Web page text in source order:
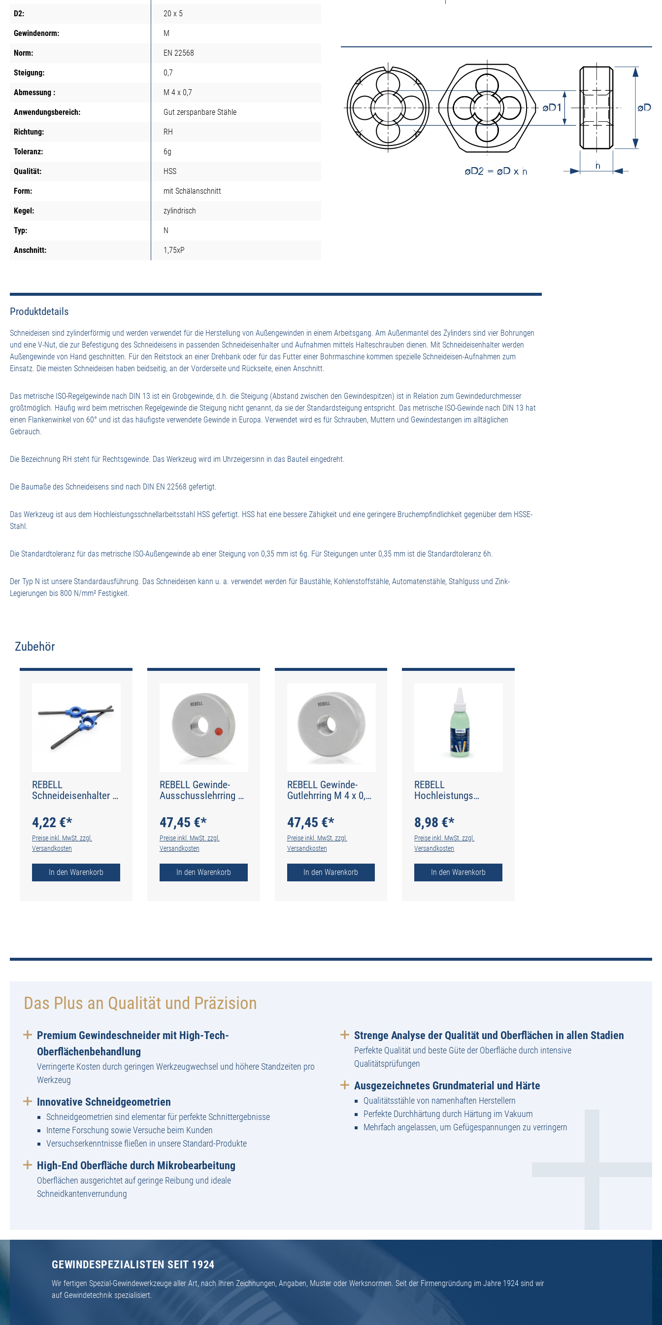
D2: 20 x 5
Gewindenorm: M
Norm: EN 22568
Steigung: 0,7
Abmessung : M 4 x 0,7
Anwendungsbereich: Gut zerspanbare Stähle
Richtung: RH
Toleranz: 6g
Qualität: HSS
Form: mit Schälanschnitt
Kegel: zylindrisch
Typ: N
Anschnitt: 1,75xP
Produktdetails
Schneideisen sind zylinderförmig und werden verwendet für die Herstellung von Außengewinden in einem Arbeitsgang. Am Außenmantel des Zylinders sind vier Bohrungen
und eine V-Nut, die zur Befestigung des Schneideisens in passenden Schneideisenhalter und Aufnahmen mittels Halteschrauben dienen. Mit Schneideisenhalter werden
Außengewinde von Hand geschnitten. Für den Reitstock an einer Drehbank oder für das Futter einer Bohrmaschine kommen spezielle Schneideisen-Aufnahmen zum
Einsatz. Die meisten Schneideisen haben beidseitig, an der Vorderseite und Rückseite, einen Anschnitt.
Das metrische ISO-Regelgewinde nach DIN 13 ist ein Grobgewinde, d.h. die Steigung (Abstand zwischen den Gewindespitzen) ist in Relation zum Gewindedurchmesser
größtmöglich. Häufig wird beim metrischen Regelgewinde die Steigung nicht genannt, da sie der Standardsteigung entspricht. Das metrische ISO-Gewinde nach DIN 13 hat
einen Flankenwinkel von 60° und ist das häufigste verwendete Gewinde in Europa. Verwendet wird es für Schrauben, Muttern und Gewindestangen im alltäglichen
Gebrauch.
Die Bezeichnung RH steht für Rechtsgewinde. Das Werkzeug wird im Uhrzeigersinn in das Bauteil eingedreht.
Die Baumaße des Schneideisens sind nach DIN EN 22568 gefertigt.
Das Werkzeug ist aus dem Hochleistungsschnellarbeitsstahl HSS gefertigt. HSS hat eine bessere Zähigkeit und eine geringere Bruchempfindlichkeit gegenüber dem HSSE-
Stahl.
Die Standardtoleranz für das metrische ISO-Außengewinde ab einer Steigung von 0,35 mm ist 6g. Für Steigungen unter 0,35 mm ist die Standardtoleranz 6h.
Der Typ N ist unsere Standardausführung. Das Schneideisen kann u. a. verwendet werden für Baustähle, Kohlenstoffstähle, Automatenstähle, Stahlguss und Zink-
Legierungen bis 800 N/mm² Festigkeit.
Zubehör
REBELL
Schneideisenhalter -
4,22 €*
Preise inkl. MwSt. zzgl.
Versandkosten
In den Warenkorb
REBELL Gewinde-
Ausschusslehrring M
47,45 €*
Preise inkl. MwSt. zzgl.
Versandkosten
In den Warenkorb
REBELL Gewinde-
Gutlehrring M 4 x 0,7
47,45 €*
Preise inkl. MwSt. zzgl.
Versandkosten
In den Warenkorb
REBELL
Hochleistungs
8,98 €*
Preise inkl. MwSt. zzgl.
Versandkosten
In den Warenkorb
Das Plus an Qualität und Präzision
Premium Gewindeschneider mit High-Tech-
Oberflächenbehandlung
Verringerte Kosten durch geringen Werkzeugwechsel und höhere Standzeiten pro
Werkzeug
Innovative Schneidgeometrien
Schneidgeometrien sind elementar für perfekte Schnittergebnisse
Interne Forschung sowie Versuche beim Kunden
Versuchserkenntnisse fließen in unsere Standard-Produkte
High-End Oberfläche durch Mikrobearbeitung
Oberflächen ausgerichtet auf geringe Reibung und ideale
Schneidkantenverrundung
Strenge Analyse der Qualität und Oberflächen in allen Stadien
Perfekte Qualität und beste Güte der Oberfläche durch intensive
Qualitätsprüfungen
Ausgezeichnetes Grundmaterial und Härte
Qualitätsstähle von namenhaften Herstellern
Perfekte Durchhärtung durch Härtung im Vakuum
Mehrfach angelassen, um Gefügespannungen zu verringern
GEWINDESPEZIALISTEN SEIT 1924
Wir fertigen Spezial-Gewindewerkzeuge aller Art, nach Ihren Zeichnungen, Angaben, Muster oder Werksnormen. Seit der Firmengründung im Jahre 1924 sind wir
auf Gewindetechnik spezialisiert.